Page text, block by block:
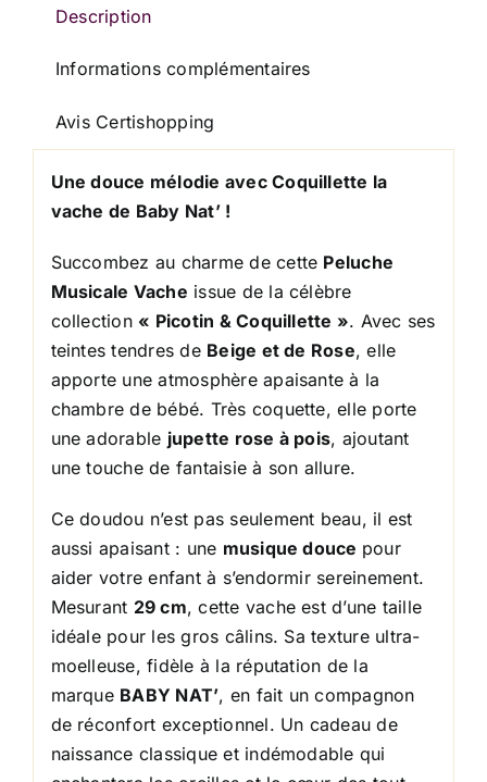
29
Description
Informations complémentaires
Avis Certishopping
Une douce mélodie avec Coquillette la
vache de Baby Nat’ !
Succombez au charme de cette Peluche
Musicale Vache issue de la célèbre
collection « Picotin & Coquillette ». Avec ses
teintes tendres de Beige et de Rose, elle
apporte une atmosphère apaisante à la
chambre de bébé. Très coquette, elle porte
une adorable jupette rose à pois, ajoutant
une touche de fantaisie à son allure.
Ce doudou n’est pas seulement beau, il est
aussi apaisant : une musique douce pour
aider votre enfant à s’endormir sereinement.
Mesurant 29 cm, cette vache est d’une taille
idéale pour les gros câlins. Sa texture ultra-
moelleuse, fidèle à la réputation de la
marque BABY NAT’, en fait un compagnon
de réconfort exceptionnel. Un cadeau de
naissance classique et indémodable qui